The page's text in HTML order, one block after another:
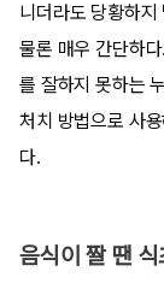
니더라도 당황하
물론 매우 간단하
를 잘하지 못하는
처치 방법으로 사
다.
음식이 짤 땐 식